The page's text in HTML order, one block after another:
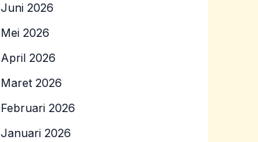
Juni 2026
Mei 2026
April 2026
Maret 2026
Februari 2026
Januari 2026